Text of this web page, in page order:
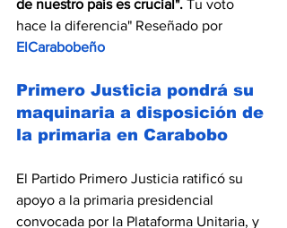
de nuestro país es crucial". Tu voto
hace la diferencia" Reseñado por
ElCarabobeño
Primero Justicia pondrá su
maquinaria a disposición de
la primaria en Carabobo
El Partido Primero Justicia ratificó su
apoyo a la primaria presidencial
convocada por la Plataforma Unitaria, y